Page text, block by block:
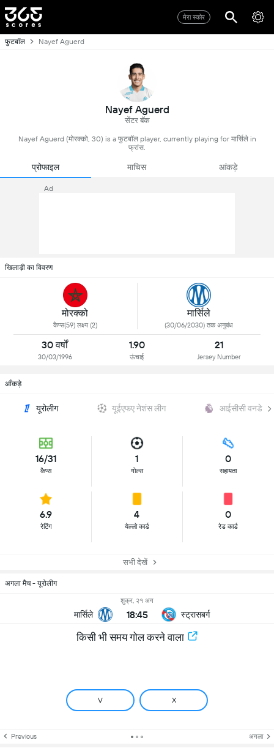
मेरा स्कोर
फुटबॉल Nayef Aguerd
Nayef Aguerd
सेंटर बॅक
Nayef Aguerd (मोरक्को, 30) is a फुटबॉल player, currently playing for मार्सिले in
फ्रांस.
प्रोफाइल माचिस आंकड़े
Ad
खिलाड़ी का विवरण
मोरक्को
कैप्स(59) लक्ष्य (2)
मार्सिले
(30/06/2030) तक अनुबंध
30 वर्षों
30/03/1996
1.90
ऊंचाई
21
Jersey Number
आँकड़े
यूरोलीग यूईएफए नेशंस लीग आईसीसी वनडे
16/31
कैप्स
1
गोल्स
0
सहायता
6.9
रेटिंग
4
येल्लो कार्ड
0
रेड कार्ड
सभी देखें
अगला मैच - यूरोलीग
मार्सिले
शुक्र, २१ अग
18:45 स्ट्रासबर्ग
किसी भी समय गोल करने वाला
V X
Previous अगला